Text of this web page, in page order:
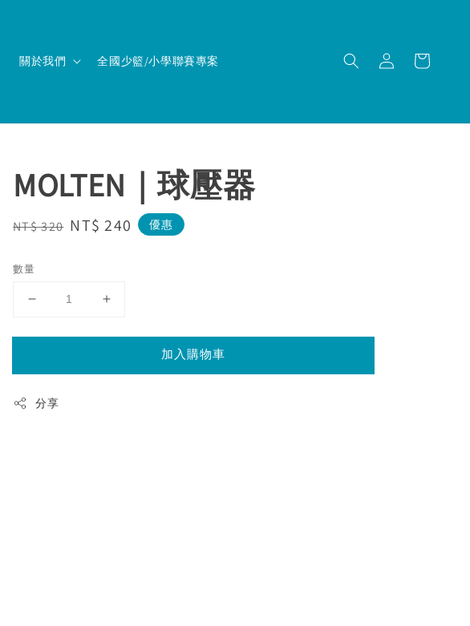
關於我們 全國少籃/小學聯賽專案
MOLTEN｜球壓器
Regular
NT$ 320 Sale
NT$ 240 優惠
數量
加入購物車
分享